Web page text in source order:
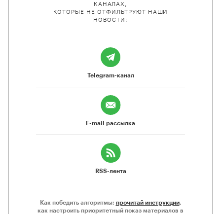
КАНАЛАХ,
КОТОРЫЕ НЕ ОТФИЛЬТРУЮТ НАШИ
НОВОСТИ:
Telegram-канал
E-mail рассылка
RSS-лента
Как победить алгоритмы: прочитай инструкции,
как настроить приоритетный показ материалов в